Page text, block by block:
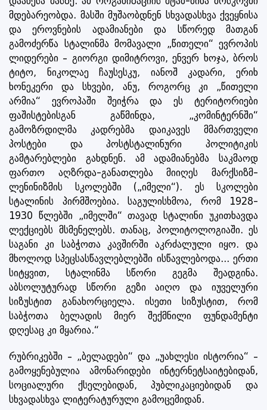
მდებარეობდა. მასში მუშაობდნენ სხვადასხვა ქვეყნისა
და ეროვნების ადამიანები და სწორედ მათგან
გამოძერწა სტალინმა მომავალი „წითელი“ ევროპის
ლიდერები – გიორგი დიმიტროვი, ენვერ ხოჯა, ბროს
ტიტო, ნიკოლაე ჩაუსესკუ, იანოშ კადარი, ერიხ
ხონეკერი და სხვები, ანუ, როგორც კი „წითელი
არმია“ ევროპაში შეიჭრა და ეს ტერიტორიები
ფაშისტებისგან გაწმინდა, „კომინტერნში“
გამოზრდილმა კადრებმა დაიკავეს მმართველი
პოსტები და პოსტსტალინური პოლიტიკის
გამტარებლები გახდნენ. ამ ადამიანებმა საკმაოდ
ფართო აღზრდა-განათლება მიიღეს მარქსიზმ-
ლენინიზმის სკოლებში („იმელი“). ეს სკოლები
სტალინის პირმშოებია. საგულისხმოა, რომ 1928-
1930 წლებში „იმელში“ თავად სტალინი უკითხავდა
ლექციებს მსმენელებს. თანაც, პოლიტოლოგიაში. ეს
საგანი კი საბჭოთა კავშირში აკრძალული იყო. და
მხოლოდ სპეცსასწავლებლებში ისწავლებოდა... ერთი
სიტყვით, სტალინმა სწორი გეგმა შეადგინა.
აბსოლუტურად სწორი გეზი აიღო და იუველური
სიზუსტით განახორციელა. ისეთი სიზუსტით, რომ
საბჭოთა ბელადის მიერ შექმნილი ფუნდამენტი
დღესაც კი მყარია.“
რუბრიკებში – „ბელადები“ და „უახლესი ისტორია“ –
გამოყენებულია ამონარიდები ინტერნეტსაიტებიდან,
სოციალური ქსელებიდან, პუბლიკაციებიდან და
სხვადასხვა ლიტერატურული გამოცემიდან.